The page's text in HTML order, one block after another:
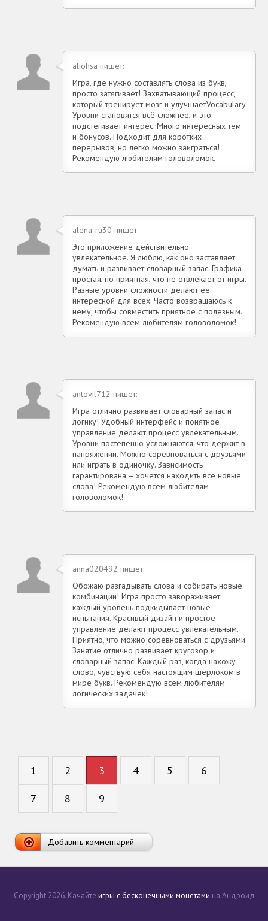
aliohsa пишет:
Игра, где нужно составлять слова из букв,
просто затягивает! Захватывающий процесс,
который тренирует мозг и улучшаетVocabulary.
Уровни становятся всё сложнее, и это
подстегивает интерес. Много интересных тем
и бонусов. Подходит для коротких
перерывов, но легко можно заиграться!
Рекомендую любителям головоломок.
alena-ru30 пишет:
Это приложение действительно
увлекательное. Я люблю, как оно заставляет
думать и развивает словарный запас. Графика
простая, но приятная, что не отвлекает от игры.
Разные уровни сложности делают её
интересной для всех. Часто возвращаюсь к
нему, чтобы совместить приятное с полезным.
Рекомендую всем любителям головоломок!
antovil712 пишет:
Игра отлично развивает словарный запас и
логику! Удобный интерфейс и понятное
управление делают процесс увлекательным.
Уровни постепенно усложняются, что держит в
напряжении. Можно соревноваться с друзьями
или играть в одиночку. Зависимость
гарантирована – хочется находить все новые
слова! Рекомендую всем любителям
головоломок!
anna020492 пишет:
Обожаю разгадывать слова и собирать новые
комбинации! Игра просто завораживает:
каждый уровень подкидывает новые
испытания. Красивый дизайн и простое
управление делают процесс увлекательным.
Приятно, что можно соревноваться с друзьями.
Занятие отлично развивает кругозор и
словарный запас. Каждый раз, когда нахожу
слово, чувствую себя настоящим шерлоком в
мире букв. Рекомендую всем любителям
логических задачек!
1 2 3 4 5 6
7 8 9
Добавить комментарий
Copyright 2026. Качайте игры с бесконечными монетами на Андроид